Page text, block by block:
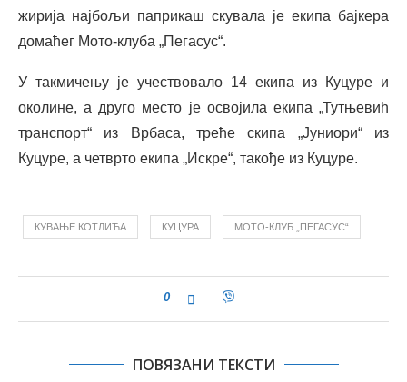
жирија најбољи паприкаш скувала је екипа бајкера
домаћег Мото-клуба „Пегасус“.
У такмичењу је учествовало 14 екипа из Куцуре и
околине, а друго место је освојила екипа „Тутњевић
транспорт“ из Врбаса, треће скипа „Јуниори“ из
Куцуре, а четврто екипа „Искре“, такође из Куцуре.
КУВАЊЕ КОТЛИЋА КУЦУРА МОТО-КЛУБ „ПЕГАСУС“
0
ПОВЯЗАНИ ТЕКСТИ